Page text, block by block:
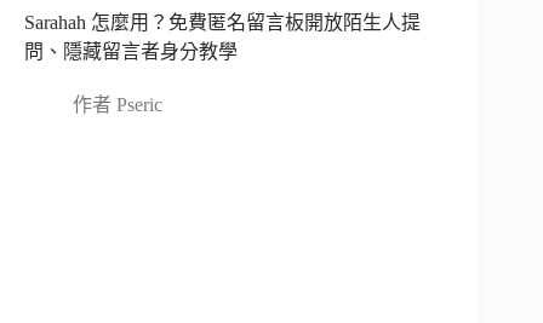
Sarahah 怎麼用？免費匿名留言板開放陌生人提
問、隱藏留言者身分教學
作者 Pseric